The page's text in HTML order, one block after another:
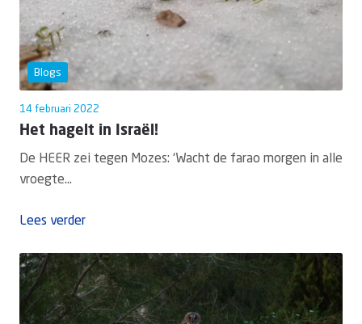
Blogs
14 februari 2022
Het hagelt in Israël!
De HEER zei tegen Mozes: ‘Wacht de farao morgen in alle
vroegte...
Lees verder